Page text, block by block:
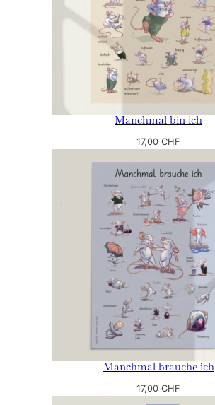
Manchmal bin ich
17,00 CHF
Manchmal brauche ich
17,00 CHF